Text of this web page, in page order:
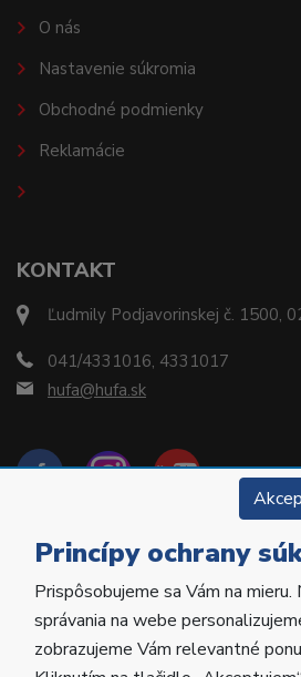
KONTAKT
Ľudmily Podjavorinskej č. 1500,
041/4331016, 4331017
hufa@hufa.sk
O nás
Nastavenie súkromia
Obchodné podmienky
Reklamácie
Copyright © 2022 Hu-Fa
vyhradené.
Princípy ochrany
Prispôsobujeme sa Vám na mieru.
správania na webe
zobrazujeme Vám relevantné